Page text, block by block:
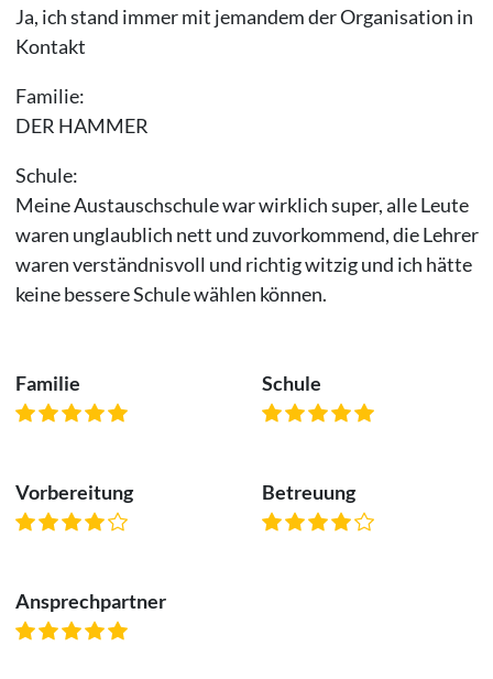
Ja, ich stand immer mit jemandem der Organisation in
Kontakt
Familie:
DER HAMMER
Schule:
Meine Austauschschule war wirklich super, alle Leute
waren unglaublich nett und zuvorkommend, die Lehrer
waren verständnisvoll und richtig witzig und ich hätte
keine bessere Schule wählen können.
Familie Schule
Vorbereitung Betreuung
Ansprechpartner